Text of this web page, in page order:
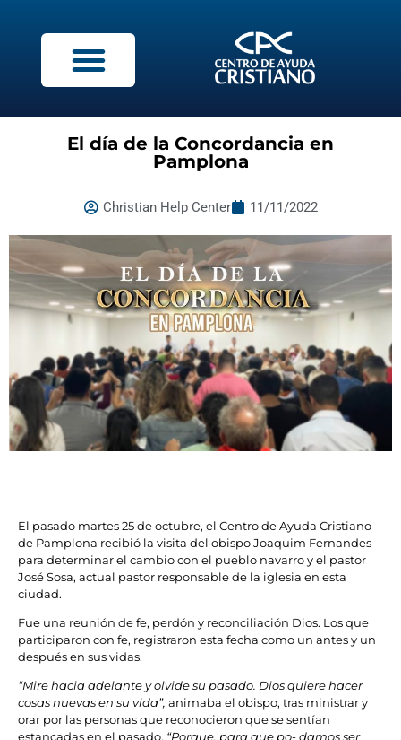
El día de la Concordancia en
Pamplona
Christian Help Center 11/11/2022
El pasado martes 25 de octubre, el Centro de Ayuda Cristiano
de Pamplona recibió la visita del obispo Joaquim Fernandes
para determinar el cambio con el pueblo navarro y el pastor
José Sosa, actual pastor responsable de la iglesia en esta
ciudad.
Fue una reunión de fe, perdón y reconciliación Dios. Los que
participaron con fe, registraron esta fecha como un antes y un
después en sus vidas.
“Mire hacia adelante y olvide su pasado. Dios quiere hacer
cosas nuevas en su vida”, animaba el obispo, tras ministrar y
orar por las personas que reconocieron que se sentían
estancadas en el pasado. “Porque, para que po- damos ser